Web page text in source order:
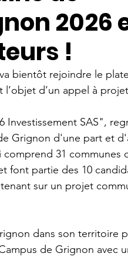
2026
!
bientôt rejoindre le
d’un appel à
Investissement SAS",
Grignon d'une part et
comprend 31 communes
font partie des 10
sur un projet
dans son territoire
de Grignon avec